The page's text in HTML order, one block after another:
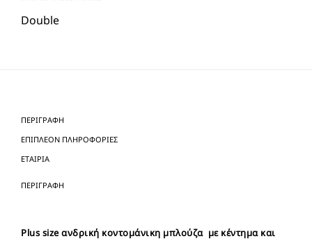
Double
ΠΕΡΙΓΡΑΦΉ
ΕΠΙΠΛΈΟΝ ΠΛΗΡΟΦΟΡΊΕΣ
ΕΤΑΙΡΊΑ
ΠΕΡΙΓΡΑΦΉ
Plus size ανδρική κοντομάνικη μπλούζα με κέντημα και